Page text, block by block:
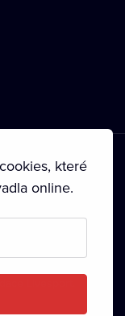
• Zásady používání
které
online.